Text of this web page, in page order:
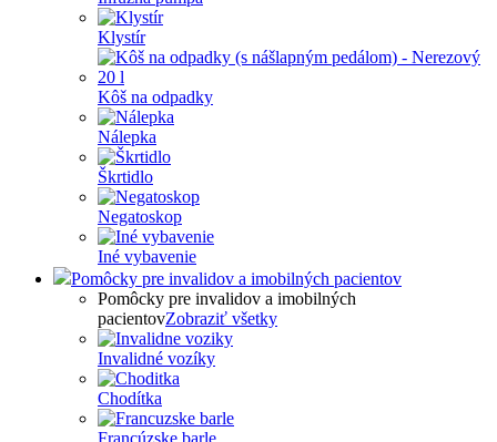
Klystír
Kôš na odpadky
Nálepka
Škrtidlo
Negatoskop
Iné vybavenie
Pomôcky pre invalidov a imobilných pacientov
Pomôcky pre invalidov a imobilných
pacientovZobraziť všetky
Invalidné vozíky
Chodítka
Francúzske barle